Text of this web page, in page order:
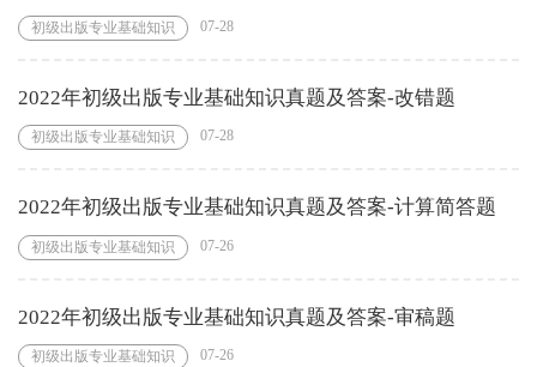
初级出版专业基础知识 07-28
2022年初级出版专业基础知识真题及答案-改错题
初级出版专业基础知识 07-28
2022年初级出版专业基础知识真题及答案-计算简答题
初级出版专业基础知识 07-26
2022年初级出版专业基础知识真题及答案-审稿题
初级出版专业基础知识 07-26